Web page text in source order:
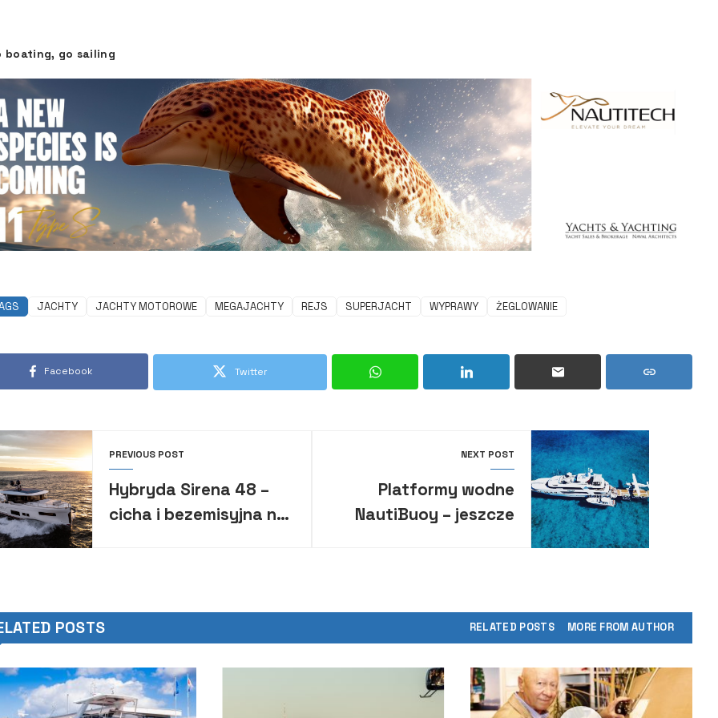
boating, go sailing
JACHTY JACHTY MOTOROWE MEGAJACHTY REJS SUPERJACHT WYPRAWY ŻEGLOWANIE
Facebook Twitter
PREVIOUS POST
Hybryda Sirena 48 –
cicha i bezemisyjna na
NEXT POST
Platformy wodne
NautiBuoy – jeszcze
POSTS RELATED POSTS MORE FROM AUTHOR